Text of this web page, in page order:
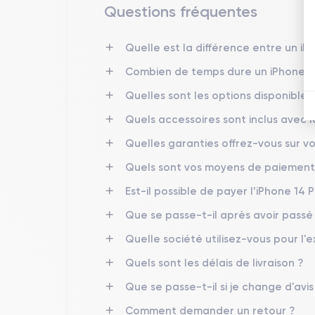
Finitions de l'iPhone 14 Pro
sont conçues
un dos en verre mat texturé, disponibles dans
visuellement attrayants, mais aussi pratiques,
l'iPhone 14 Pro une allure sophistiquée qui
Connectivité de l’iPhone 14 Pro
L'iPhone 14 Proexcelle dans ses capacités de
téléchargements et des chargements ultra-
partage de fichiers sans effort entre appareils
Performances de l'iPhone 14 Pro
Questions fréquentes
Quelle est la différence entre un
Combien de temps dure un iPhone
Quelles sont les options disponibles
Quels accessoires sont inclus avec
Quelles garanties offrez-vous sur
Quels sont vos moyens de
Est-il possible de payer l’iPhone 14
Que se passe-t-il après avoir
Quelle société utilisez-vous pour
Quels sont les délais de livraison ?
Que se passe-t-il si je change
Comment demander un retour ?